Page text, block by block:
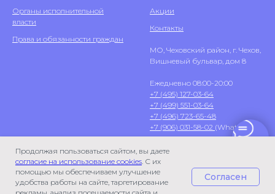
Продолжая пользоваться сайтом, вы даете
согласие на использование cookies. С их
помощью мы обеспечиваем улучшение
удобства работы на сайте, таргетирование
Согласен
Органы исполнительной
власти
Права и обязанности граждан
Акции
Контакты
МО, Чеховский район, г. Чехов,
Вишневый бульвар, дом 8
Ежедневно 08:00-20:00
+7 (495) 127-03-64
+7 (499) 551-03-64
+7 (496) 723-65-48
+7 (906) 031-58-02 (WhatsApp)